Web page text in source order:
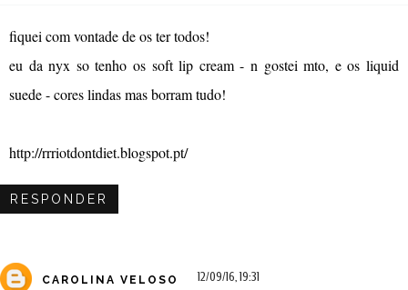
fiquei com vontade de os ter todos!
eu da nyx so tenho os soft lip cream - n gostei mto, e os liquid
suede - cores lindas mas borram tudo!
http://rrriotdontdiet.blogspot.pt/
RESPONDER
CAROLINA VELOSO 12/09/16, 19:31